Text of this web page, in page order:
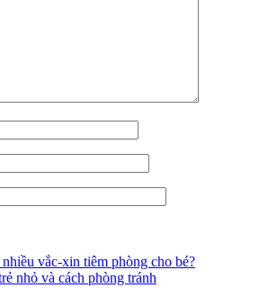
vắc-xin tiêm phòng cho bé?
nhỏ và cách phòng tránh